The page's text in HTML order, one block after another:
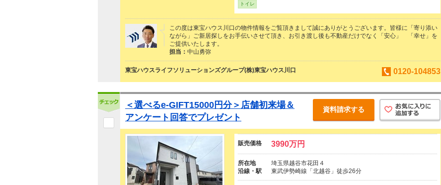
トイレ
この度は東宝ハウス川口の物件情報をご覧頂きまして誠にありがとうございます。皆様に「寄り添い
ながら」ご新居探しをお手伝いさせて頂き、お引き渡し後も不動産だけでなく「安心」 「幸せ」を
ご提供いたします。
担当： 中山勇弥
東宝ハウスライフソリューションズグループ(株)東宝ハウス川口 0120-104853
＜選べるe-GIFT15000円分＞店舗初来場＆
アンケート回答でプレゼント
資料請求する
販売価格 3990万円
所在地
埼玉県越谷市花田４
沿線・駅
東武伊勢崎線「北越谷」徒歩26分